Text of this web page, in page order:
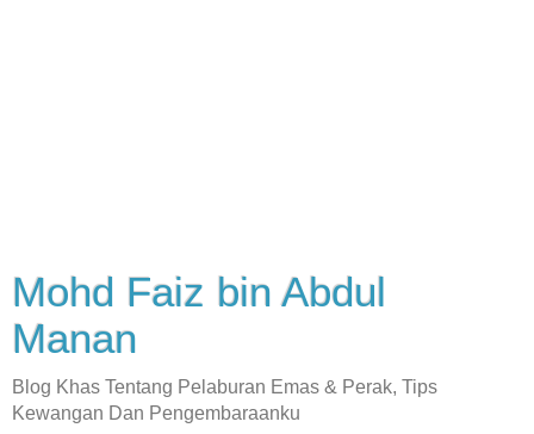
Mohd Faiz bin Abdul
Manan
Blog Khas Tentang Pelaburan Emas & Perak, Tips
Kewangan Dan Pengembaraanku